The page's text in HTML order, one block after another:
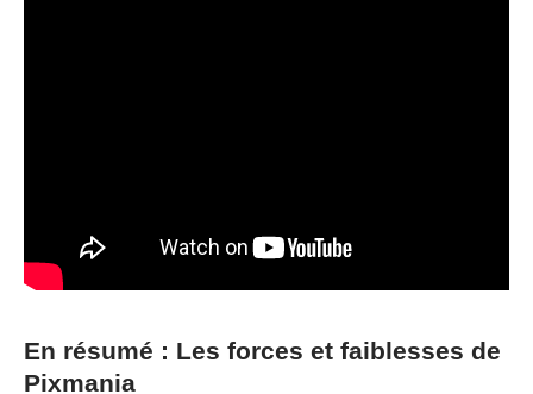
En résumé : Les forces et faiblesses de
Pixmania